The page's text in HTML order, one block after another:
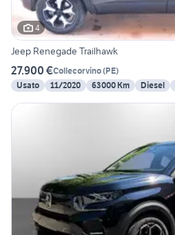
4
Jeep Renegade Trailhawk
27.900 €Collecorvino(PE)
Usato
11/2020 63000 Km Diesel